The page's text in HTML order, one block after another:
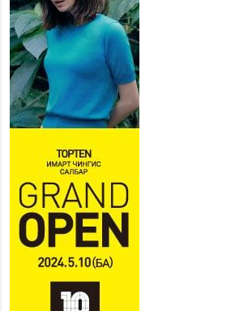
Б.Пүрэвдагва: “Урт цагаан”-ыг
залуучууд чөлөөт цагаа
өнгөрүүлдэг, жуулчид зорьж
ирдэг цэг болгоно
2026 оны 7 сар 21 / 16 цаг 47 минут
Тусгай замын автобус /BRT/ төслийн удирдах
хорооны ээлжит хуралдаан боллоо
Ерөнхий сайд Н.Учрал БНХАУ-аас Монгол Улсад
суугаа Элчин сайд Шэнь Миньжюанийг хүлээн
авч уулзав
2026 оны 7 сар 21 / 16 цаг 39 минут
БҮГД НАЙРАМДАХ ТАЖИКИСТАН УЛСТАЙ
ЭДИЙН ЗАСГИЙН ХАМТЫН АЖИЛЛАГААГ
ӨРГӨЖҮҮЛНЭ
2026 оны 7 сар 21 / 16 цаг 34 минут
26,992 суралцагч хотхоны бага сургуульд, 8100